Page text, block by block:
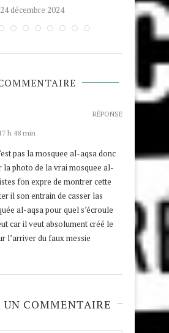
24 décembre 2024
h 48 min
pas la mosquee al-aqsa donc
la photo de la vrai mosquee al-
fon expre de montrer cette
il son entrain de casser las
al-aqsa pour quel s’écroule
car il veut absolument créé le
l’arriver du faux messie
RÉPONSE
UN COMMENTAIRE